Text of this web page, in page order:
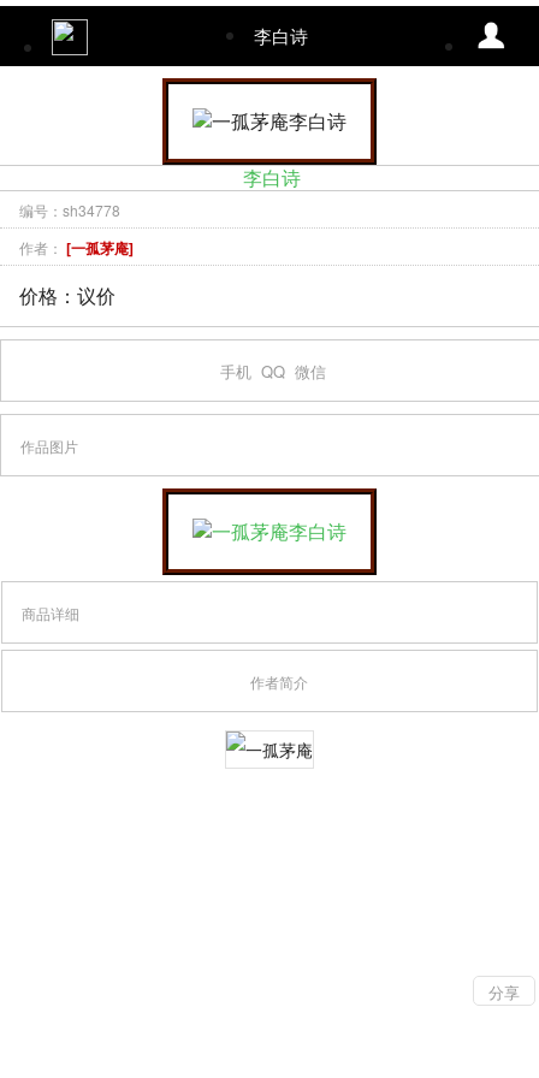
李白诗
李白诗
编号：sh34778
作者： [一孤茅庵]
价格：议价
手机 QQ 微信
作品图片
商品详细
作者简介
分享